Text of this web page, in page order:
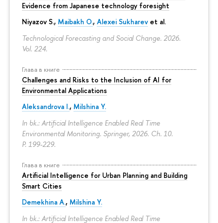
Evidence from Japanese technology foresight
Niyazov S., Maibakh O., Alexei Sukharev et al.
Technological Forecasting and Social Change. 2026.
Vol. 224.
Глава в книге
Challenges and Risks to the Inclusion of AI for
Environmental Applications
Aleksandrova I., Milshina Y.
In bk.: Artificial Intelligence Enabled Real Time
Environmental Monitoring. Springer, 2026. Ch. 10.
P. 199-229.
Глава в книге
Artificial Intelligence for Urban Planning and Building
Smart Cities
Demekhina A., Milshina Y.
In bk.: Artificial Intelligence Enabled Real Time